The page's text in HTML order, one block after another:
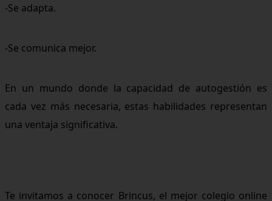
-Se adapta.
-Se comunica mejor.
En un mundo donde la capacidad de autogestión es
cada vez más necesaria, estas habilidades representan
una ventaja significativa.
Te invitamos a conocer Brincus, el mejor colegio online